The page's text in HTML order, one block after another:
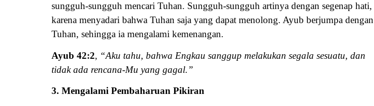
sungguh-sungguh mencari Tuhan. Sungguh-sungguh artinya dengan segenap hati,
karena menyadari bahwa Tuhan saja yang dapat menolong. Ayub berjumpa dengan
Tuhan, sehingga ia mengalami kemenangan.
Ayub 42:2, “Aku tahu, bahwa Engkau sanggup melakukan segala sesuatu, dan
tidak ada rencana-Mu yang gagal.”
3. Mengalami Pembaharuan Pikiran